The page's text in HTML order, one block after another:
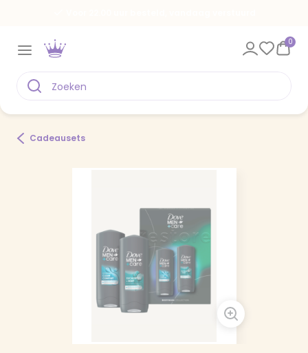
0
Cadeausets